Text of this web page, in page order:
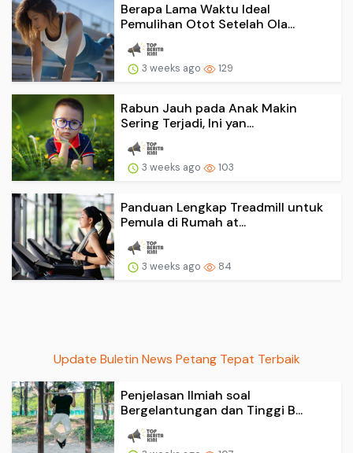
Berapa Lama Waktu Ideal
Pemulihan Otot Setelah Ola...
3 weeks ago 129
Rabun Jauh pada Anak Makin
Sering Terjadi, Ini yan...
3 weeks ago 103
Panduan Lengkap Treadmill untuk
Pemula di Rumah at...
3 weeks ago 84
Update Buletin News Petang Tepat Terbaik
Penjelasan Ilmiah soal
Bergelantungan dan Tinggi B...